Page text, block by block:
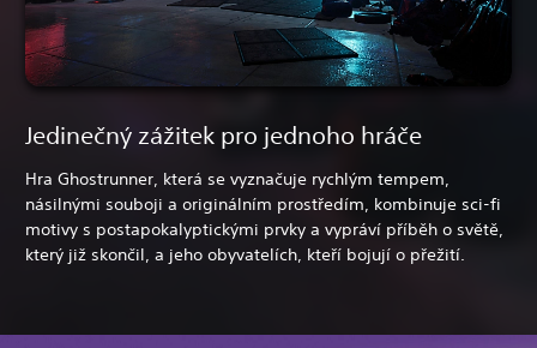
Jedinečný zážitek pro jednoho hráče
Hra Ghostrunner, která se vyznačuje rychlým tempem,
násilnými souboji a originálním prostředím, kombinuje sci-fi
motivy s postapokalyptickými prvky a vypráví příběh o světě,
který již skončil, a jeho obyvatelích, kteří bojují o přežití.